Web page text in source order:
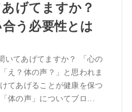
げてますか？
合う必要性とは
いてあげてますか？ 「心の
え？体の声？」と思われま
てあげることが健康を保つ
体の声」についてブロ...